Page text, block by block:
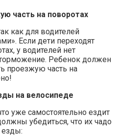
часть на поворотах
как для водителей
Если дети переходят
у водителей нет
Ребенок должен
проезжую часть на
на велосипеде
уже самостоятельно ездит
убедиться, что их чадо
езды: